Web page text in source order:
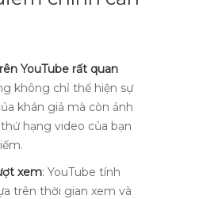
YouTube rất quan
không chỉ thể hiện sự
khán giả mà còn ảnh
hạng video của bạn
xem: YouTube tính
trên thời gian xem và